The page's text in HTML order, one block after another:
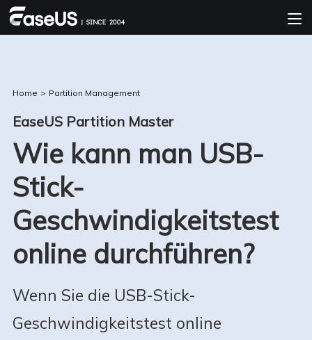
Home > Partition Management
EaseUS Partition Master
Wie kann man USB-
Stick-
Geschwindigkeitstest
online durchführen?
Wenn Sie die USB-Stick-
Geschwindigkeitstest online